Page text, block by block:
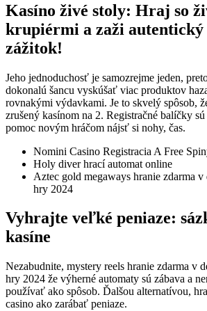
Kasíno živé stoly: Hraj so
krupiérmi a zaži autentický
zážitok!
Jeho jednoduchosť je samozrejme jeden,
dokonalú šancu vyskúšať viac produktov
rovnakými výdavkami. Je to skvelý spôsob,
zrušený kasínom na 2. Registračné balíčky
pomoc novým hráčom nájsť si nohy, čas.
Nomini Casino Registracia A Free
Holy diver hrací automat online
Aztec gold megaways hranie zdarma v
hry 2024
Vyhrajte veľké peniaze:
kasíne
Nezabudnite, mystery reels hranie zdarma v
hry 2024 že výherné automaty sú zábava a
používať ako spôsob. Ďalšou alternatívou,
casino ako zarábať peniaze.